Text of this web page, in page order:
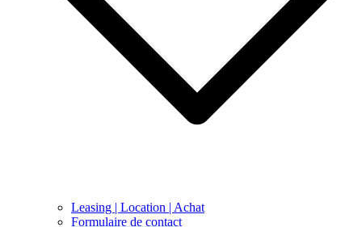
Leasing | Location | Achat
Formulaire de contact